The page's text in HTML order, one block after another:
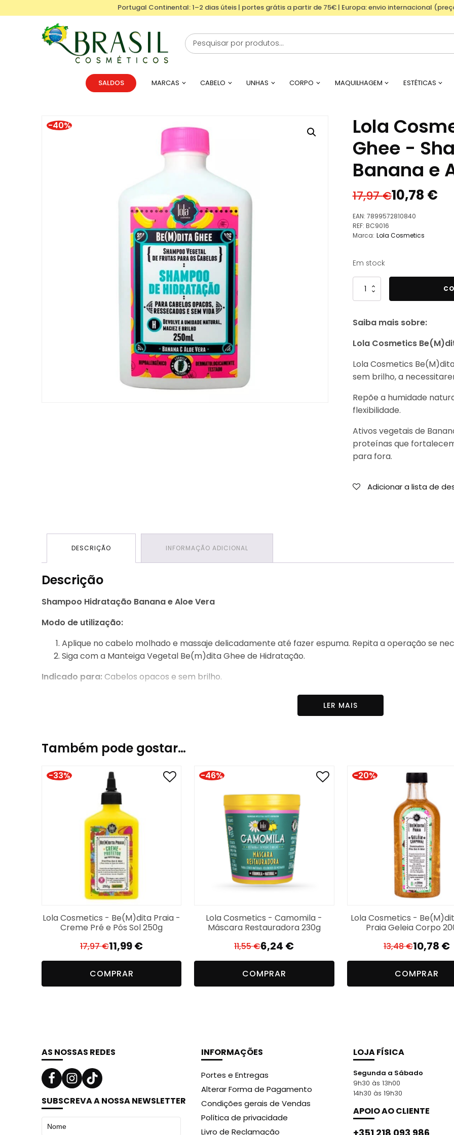
Portugal Continental: 1–2 dias úteis | portes grátis a partir de 75€ | Europa: envio internacional
SALDOS MARCAS CABELO UNHAS CORPO MAQUILHAGEM ESTÉTICAS
-40%
Lola
Ghee -
Banana e
17,97€
O
preço
original
era:
10,78 €
O
preço
atual
é:
EAN: 7899572810840
REF: BC9016
Marca: Lola Cosmetics
Em stock
Quantidade
de
Cosmetics
Be(M)dita
Ghee
Hidratação
Banana
Aloe
Vera
250ml
Saiba mais sobre:
Lola Cosmetics
Lola Cosmetics
sem brilho, a
Repõe a humidade
flexibilidade.
Ativos vegetais de
proteínas que
para fora.
Adicionar a lista de
DESCRIÇÃO INFORMAÇÃO ADICIONAL
Descrição
Shampoo Hidratação Banana e Aloe Vera
Modo de utilização:
Aplique no cabelo molhado e massaje delicadamente até fazer espuma. Repita a operação se
Siga com a Manteiga Vegetal Be(m)dita Ghee de Hidratação.
Indicado para:Cabelos opacos e sem brilho.
Aqua/Water/Eau, Aloe Barbadensis Leaf Extract, Musa Nana Fruit Extract, Disodium
Basilicum Oil, Simmondsia Chinensis (Jojoba) Seed Oil, Guar Hydroxypropyltrimonium Chloride, Coco
(Vegetable Derived), Benzyl Alcohol (and) Benzoic Acid (and) Dehydroacetic Acid, Citric Acid,
LER MAIS
Também pode gostar…
-33%
Lola Cosmetics - Be(M)dita Praia -
Creme Pré e Pós Sol 250g
17,97€O
preço
original
era:
11,99€
O
preço
atual
é:
COMPRAR
-46%
Lola Cosmetics - Camomila -
Máscara Restauradora 230g
11,55€ O
preço
original
era:
6,24 €
O
preço
atual
é:
COMPRAR
-20%
Lola Cosmetics -
Praia Geleia Corpo
13,48€ O
preço
original
era:
10,78 €
O
preço
atual
é:
COMPRAR
AS NOSSAS REDES
SUBSCREVA A NOSSA NEWSLETTER
INFORMAÇÕES
Portes e Entregas
Alterar Forma de Pagamento
Condições gerais de Vendas
Política de privacidade
Livro de Reclamação
LOJA FÍSICA
Segunda a Sábado
9h30 às 13h00
14h30 às 19h30
APOIO AO CLIENTE